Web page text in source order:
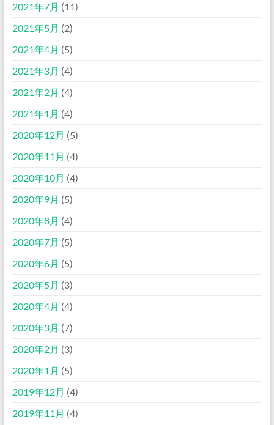
2021年7月 (11)
2021年5月 (2)
2021年4月 (5)
2021年3月 (4)
2021年2月 (4)
2021年1月 (4)
2020年12月 (5)
2020年11月 (4)
2020年10月 (4)
2020年9月 (5)
2020年8月 (4)
2020年7月 (5)
2020年6月 (5)
2020年5月 (3)
2020年4月 (4)
2020年3月 (7)
2020年2月 (3)
2020年1月 (5)
2019年12月 (4)
2019年11月 (4)